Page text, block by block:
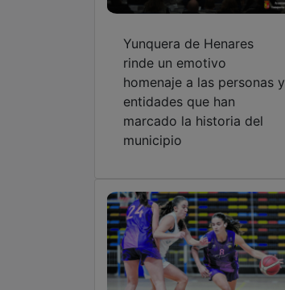
Yunquera de Henares
rinde un emotivo
homenaje a las personas y
entidades que han
marcado la historia del
municipio